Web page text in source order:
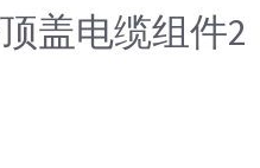
顶盖电缆组件2